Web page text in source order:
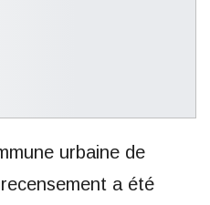
urbaine de
a été